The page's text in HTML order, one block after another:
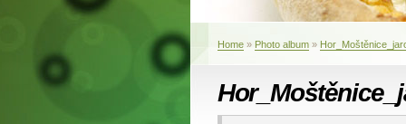
Home » Photo album »